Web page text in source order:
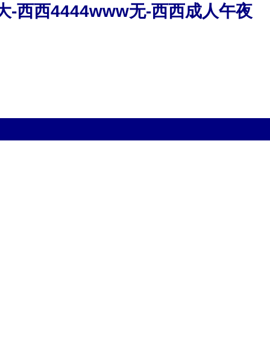
-西西4444www无-西西成人午夜